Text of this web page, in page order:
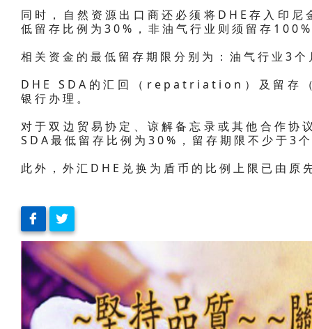
同时，自然资源出口商还必须将DHE存入印
低留存比例为30%，非油气行业则须留存
相关资金的最低留存期限分别为：油气行业3
DHE SDA的汇回（repatriation）及留
银行办理。
对于双边贸易协定、谅解备忘录或其他合作协
SDA最低留存比例为30%，留存期限不少于3
此外，外汇DHE兑换为盾币的比例上限已由